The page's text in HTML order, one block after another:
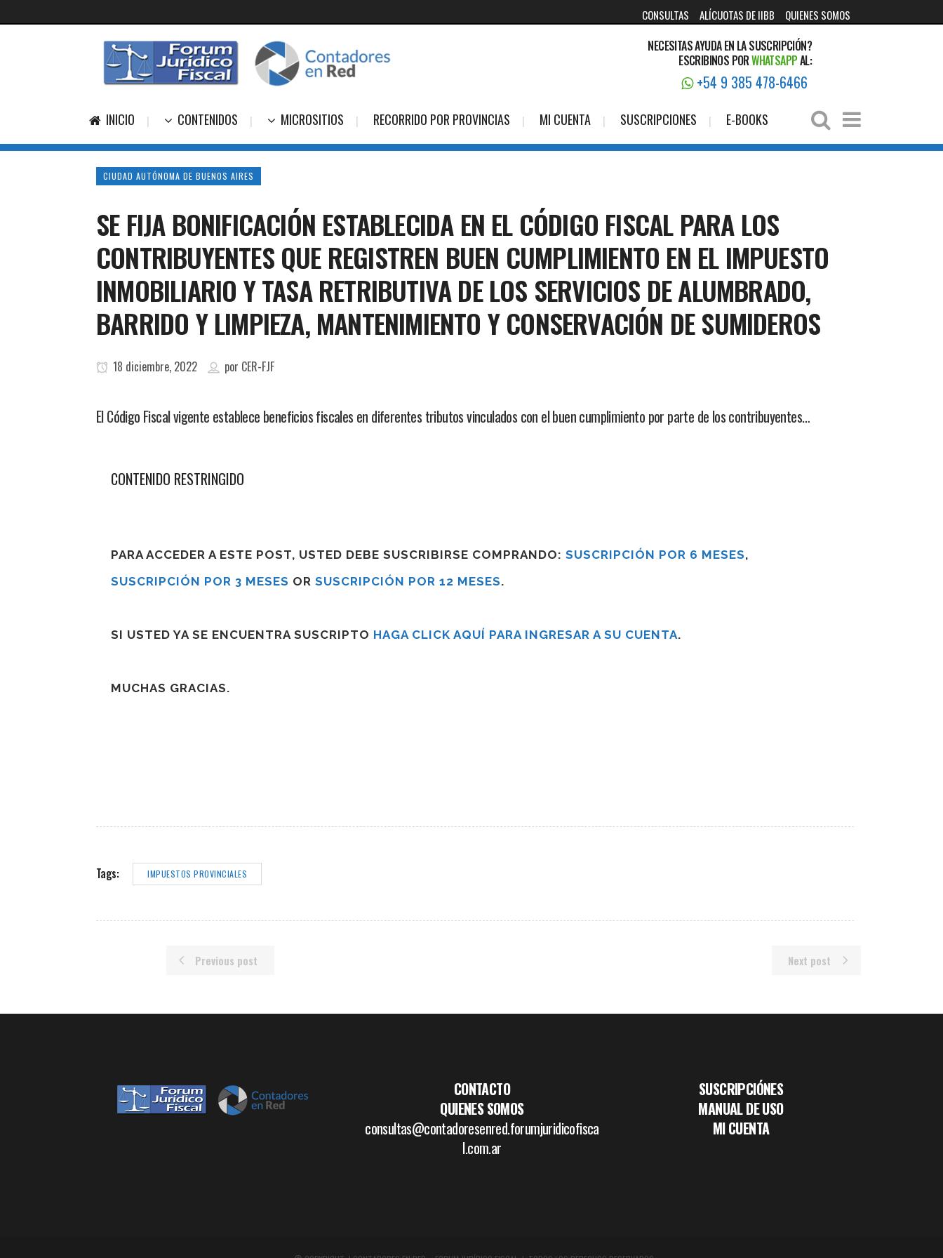
CONSULTAS ALÍCUOTAS DE IIBB QUIENES SOMOS
NECESITAS AYUDA EN LA SUSCRIPCIÓN?
ESCRIBINOS PORWHATSAPPAL:
+54 9 385 478-6466
INICIO CONTENIDOS MICROSITIOS RECORRIDO POR PROVINCIAS MI CUENTA SUSCRIPCIONES E-BOOKS
CIUDAD AUTÓNOMA DE BUENOS AIRES
SE FIJA BONIFICACIÓN ESTABLECIDA EN EL CÓDIGO FISCAL PARA LOS
CONTRIBUYENTES QUE REGISTREN BUEN CUMPLIMIENTO EN EL IMPUESTO
INMOBILIARIO Y TASA RETRIBUTIVA DE LOS SERVICIOS DE ALUMBRADO,
BARRIDO Y LIMPIEZA, MANTENIMIENTO Y CONSERVACIÓN DE SUMIDEROS
18 diciembre, 2022 por CER-FJF
El Código Fiscal vigente establece beneficios fiscales en diferentes tributos vinculados con el buen cumplimiento por parte de los contribuyentes…
CONTENIDO RESTRINGIDO
PARA ACCEDER A ESTE POST, USTED DEBE SUSCRIBIRSE COMPRANDO: SUSCRIPCIÓN POR 6 MESES,
SUSCRIPCIÓN POR 3 MESES OR SUSCRIPCIÓN POR 12 MESES.
SI USTED YA SE ENCUENTRA SUSCRIPTO HAGA CLICK AQUÍ PARA INGRESAR A SU CUENTA.
MUCHAS GRACIAS.
Tags: IMPUESTOS PROVINCIALES
Previous post Next post
CONTACTO
QUIENES SOMOS
consultas@contadoresenred.forumjuridicofisca
l.com.ar
SUSCRIPCIÓNES
MANUAL DE USO
MI CUENTA